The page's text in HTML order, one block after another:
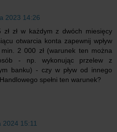
2023 14:26
zł w każdym z dwóch miesięcy
otwarcia konta zapewnij wpływ
2 000 zł (warunek ten można
- np. wykonując przelew z
banku) - czy w pływ od innego
spełni ten warunek?
2024 15:11